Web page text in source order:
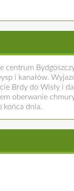
centrum
i kanałów.
Brdy do Wisły i
oberwanie
końca dnia.